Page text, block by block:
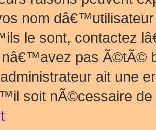
nom
le sont, contactez
pas Ã©tÃ©
ait une
soit nÃ©cessaire de